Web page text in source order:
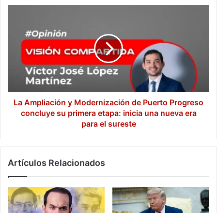
Modernización
Puerto
Progreso
concluye
su
primera
etapa:
nueva
para
La Ampliación y Modernización de Puerto Progreso
concluye su primera etapa: inicia una nueva era
para el sureste
Artículos Relacionados